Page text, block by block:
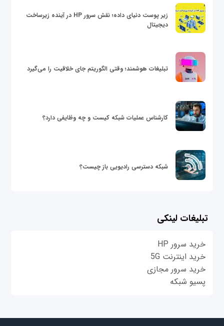
زیر پوست دنیای داده؛ نقش سرور HP در آینده زیرساخت
دیجیتال
تبلیغات هوشمند؛ وقتی الگوریتم جای خلاقیت را می‌گیرد
کارشناس عملیات شبکه کیست و چه وظایفی دارد؟
شبکه دسترسی رادیویی باز چیست؟
تبلیغات لینکی
خرید سرور HP
خرید اینترنت 5G
خرید سرور مجازی
پسیو شبکه